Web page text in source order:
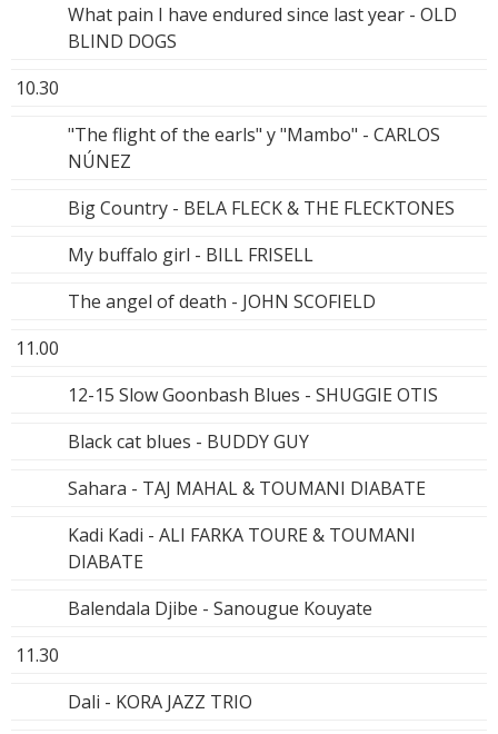
What pain I have endured since last year - OLD
BLIND DOGS
10.30
"The flight of the earls" y "Mambo" - CARLOS
NÚNEZ
Big Country - BELA FLECK & THE FLECKTONES
My buffalo girl - BILL FRISELL
The angel of death - JOHN SCOFIELD
11.00
12-15 Slow Goonbash Blues - SHUGGIE OTIS
Black cat blues - BUDDY GUY
Sahara - TAJ MAHAL & TOUMANI DIABATE
Kadi Kadi - ALI FARKA TOURE & TOUMANI
DIABATE
Balendala Djibe - Sanougue Kouyate
11.30
Dali - KORA JAZZ TRIO